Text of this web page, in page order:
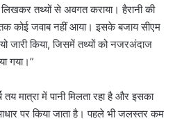
तथ्यों से अवगत कराया। हैरानी की
कोई जवाब नहीं आया। इसके बजाय सीएम
जारी किया, जिसमें तथ्यों को नजरअंदाज
गया।”
मात्रा में पानी मिलता रहा है और इसका
पर किया जाता है। पहले भी जलस्तर कम